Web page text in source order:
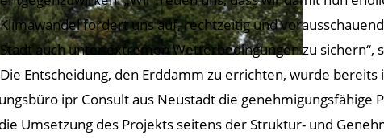
Klimawandel fordert uns auf, rechtzeitig und
Stadt auch unter extremen Wetterbedingungen zu sichern“,
Die Entscheidung, den Erddamm zu errichten, wurde
ipr Consult aus Neustadt die genehmigungsfähige
Umsetzung des Projekts seitens der Struktur- und